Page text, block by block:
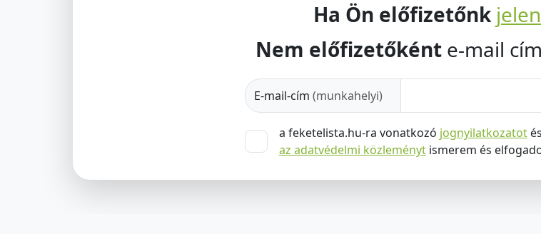
Ha Ön előfizetőnk
Nem előfizetőként e-mail
E-mail-cím (munkahelyi)
a feketelista.hu-ra vonatkozó jognyilatkozatot
az adatvédelmi közleménytismerem és